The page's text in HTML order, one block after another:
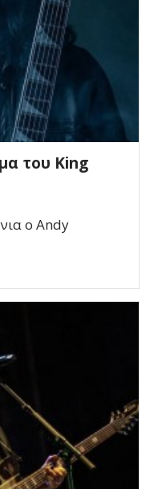
του King
ο Andy